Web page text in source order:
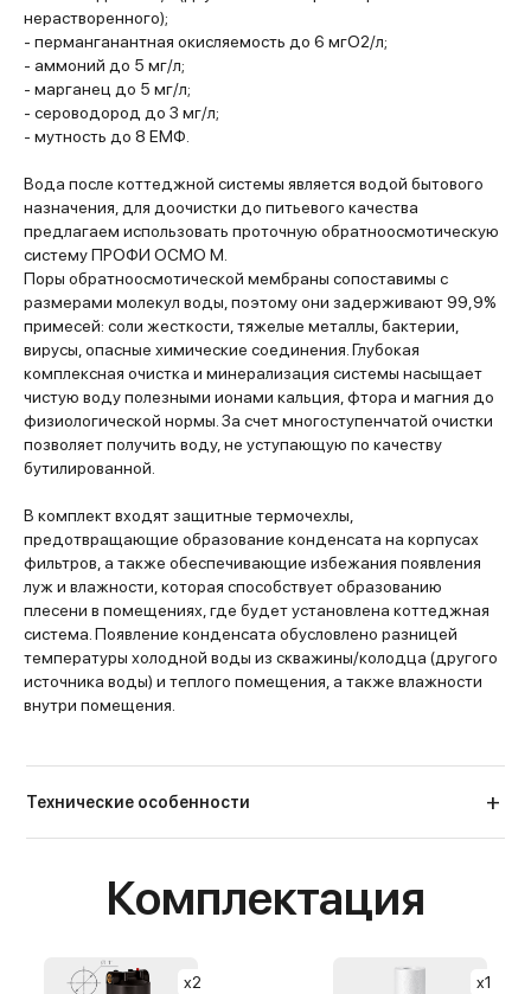
нерастворенного);
- перманганантная окисляемость до 6 мгО2/л;
- аммоний до 5 мг/л;
- марганец до 5 мг/л;
- сероводород до 3 мг/л;
- мутность до 8 ЕМФ.
Вода после коттеджной системы является водой бытового
назначения, для доочистки до питьевого качества
предлагаем использовать проточную обратноосмотическую
систему ПРОФИ ОСМО М.
Поры обратноосмотической мембраны сопоставимы с
размерами молекул воды, поэтому они задерживают 99,9%
примесей: соли жесткости, тяжелые металлы, бактерии,
вирусы, опасные химические соединения. Глубокая
комплексная очистка и минерализация системы насыщает
чистую воду полезными ионами кальция, фтора и магния до
физиологической нормы. За счет многоступенчатой очистки
позволяет получить воду, не уступающую по качеству
бутилированной.
В комплект входят защитные термочехлы,
предотвращающие образование конденсата на корпусах
фильтров, а также обеспечивающие избежания появления
луж и влажности, которая способствует образованию
плесени в помещениях, где будет установлена коттеджная
система. Появление конденсата обусловлено разницей
температуры холодной воды из скважины/колодца (другого
источника воды) и теплого помещения, а также влажности
внутри помещения.
Технические особенности
Комплектация
x2 x1